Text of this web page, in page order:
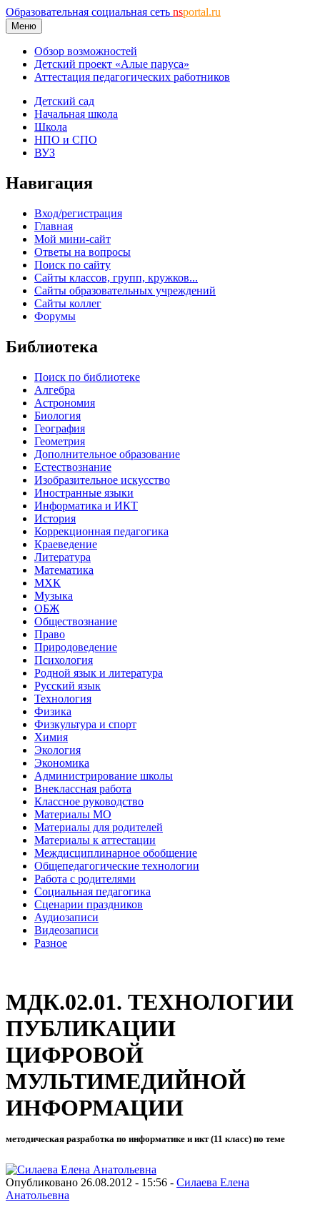
Образовательная социальная сеть nsportal.ru
Меню
Обзор возможностей
Детский проект «Алые паруса»
Аттестация педагогических работников
Детский сад
Начальная школа
Школа
НПО и СПО
ВУЗ
Навигация
Вход/регистрация
Главная
Мой мини-сайт
Ответы на вопросы
Поиск по сайту
Сайты классов, групп, кружков...
Сайты образовательных учреждений
Сайты коллег
Форумы
Библиотека
Поиск по библиотеке
Алгебра
Астрономия
Биология
География
Геометрия
Дополнительное образование
Естествознание
Изобразительное искусство
Иностранные языки
Информатика и ИКТ
История
Коррекционная педагогика
Краеведение
Литература
Математика
МХК
Музыка
ОБЖ
Обществознание
Право
Природоведение
Психология
Родной язык и литература
Русский язык
Технология
Физика
Физкультура и спорт
Химия
Экология
Экономика
Администрирование школы
Внеклассная работа
Классное руководство
Материалы МО
Материалы для родителей
Материалы к аттестации
Междисциплинарное обобщение
Общепедагогические технологии
Работа с родителями
Социальная педагогика
Сценарии праздников
Аудиозаписи
Видеозаписи
Разное
МДК.02.01. ТЕХНОЛОГИИ
ПУБЛИКАЦИИ
ЦИФРОВОЙ
МУЛЬТИМЕДИЙНОЙ
ИНФОРМАЦИИ
методическая разработка по информатике и икт (11 класс) по теме
Опубликовано 26.08.2012 - 15:56 - Силаева Елена
Анатольевна